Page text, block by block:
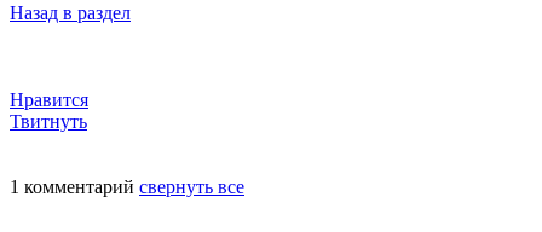
Назад в раздел
Нравится
Твитнуть
1 комментарий свернуть все